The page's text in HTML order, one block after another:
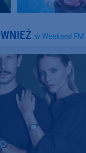
w Weekend FM